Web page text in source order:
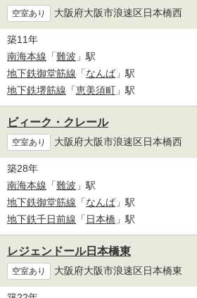
空室あり 大阪府大阪市浪速区日本橋西
築11年
南海本線 「難波 」駅
地下鉄御堂筋線 「なんば 」駅
地下鉄堺筋線 「恵美須町 」駅
ビィーク・クレール
空室あり 大阪府大阪市浪速区日本橋西
築28年
南海本線 「難波 」駅
地下鉄御堂筋線 「なんば 」駅
地下鉄千日前線 「日本橋 」駅
レジェンドール日本橋東
空室あり 大阪府大阪市浪速区日本橋東